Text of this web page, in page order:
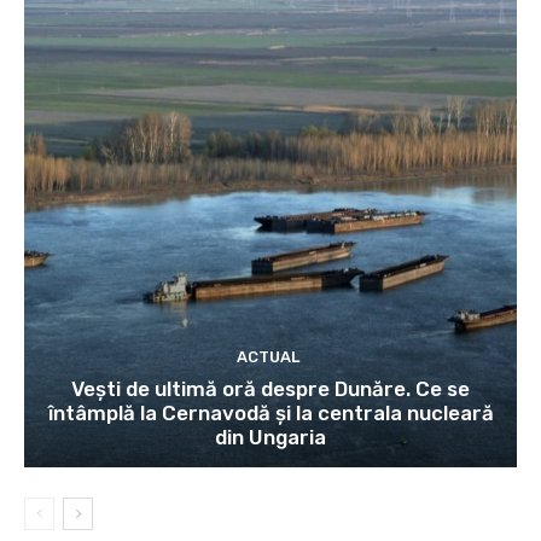
ACTUAL
Vești de ultimă oră despre Dunăre. Ce se
întâmplă la Cernavodă și la centrala nucleară
din Ungaria